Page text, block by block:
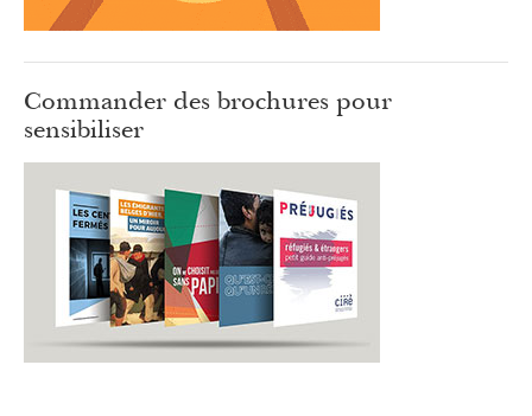
Commander des brochures pour
sensibiliser